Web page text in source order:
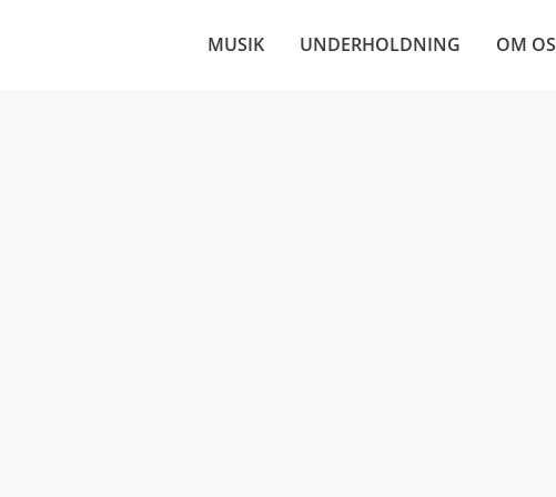
MUSIK UNDERHOLDNING OM OS